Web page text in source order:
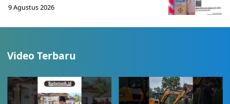
9 Agustus 2026
Video Terbaru